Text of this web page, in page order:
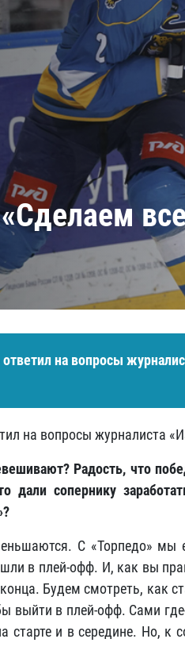
Амур
Барыс
Салават Юлаев
Сибирь
на вопросы
на вопросы журналиста
Радость, что
дали сопернику
С «Торпедо» мы
в плей-офф. И, как вы
Будем смотреть, как
выйти в плей-офф. Сами
старте и в середине. Но, к